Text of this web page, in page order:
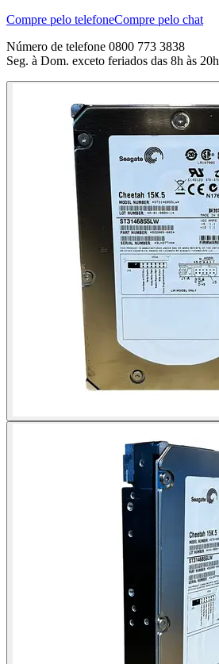
Compre pelo telefoneCompre pelo chat
Número de telefone 0800 773 3838
Seg. à Dom. exceto feriados das 8h às 20h